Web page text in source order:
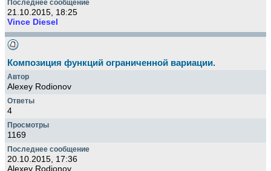
21.10.2015, 18:25
Vince Diesel
Композиция функций ограниченной вариации.
Alexey Rodionov
4
1169
20.10.2015, 17:36
Alexey Rodionov